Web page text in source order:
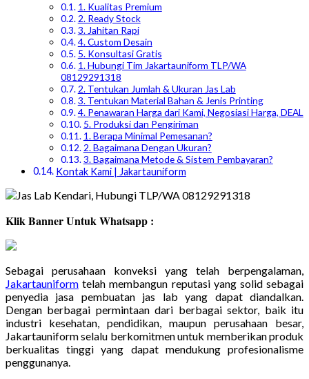
1. Kualitas Premium
2. Ready Stock
3. Jahitan Rapi
4. Custom Desain
5. Konsultasi Gratis
1. Hubungi Tim Jakartauniform TLP/WA
08129291318
2. Tentukan Jumlah & Ukuran Jas Lab
3. Tentukan Material Bahan & Jenis Printing
4. Penawaran Harga dari Kami, Negosiasi Harga, DEAL
5. Produksi dan Pengiriman
1. Berapa Minimal Pemesanan?
2. Bagaimana Dengan Ukuran?
3. Bagaimana Metode & Sistem Pembayaran?
Kontak Kami | Jakartauniform
Klik Banner Untuk Whatsapp :
Sebagai perusahaan konveksi yang telah berpengalaman,
Jakartauniform telah membangun reputasi yang solid sebagai
penyedia jasa pembuatan jas lab yang dapat diandalkan.
Dengan berbagai permintaan dari berbagai sektor, baik itu
industri kesehatan, pendidikan, maupun perusahaan besar,
Jakartauniform selalu berkomitmen untuk memberikan produk
berkualitas tinggi yang dapat mendukung profesionalisme
penggunanya.